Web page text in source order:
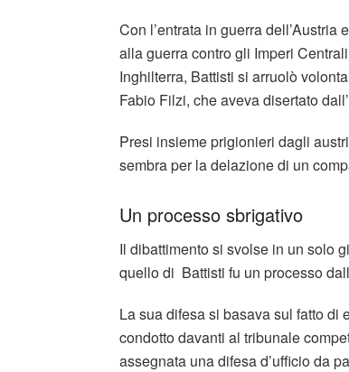
Con l’entrata in guerra
alla guerra contro gli Imperi
Inghilterra, Battisti si arruolò
Fabio Filzi, che aveva disertato
Presi insieme prigionieri dagli
sembra per la delazione di un
Un processo sbrigativo
Il dibattimento si svolse in un solo
quello di Battisti fu un processo
La sua difesa si basava sul fatto di
condotto davanti al tribunale
assegnata una difesa d’ufficio da